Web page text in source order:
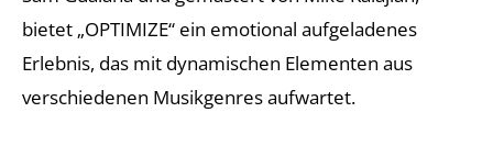
bietet „OPTIMIZE“ ein emotional aufgeladenes
Erlebnis, das mit dynamischen Elementen aus
verschiedenen Musikgenres aufwartet.